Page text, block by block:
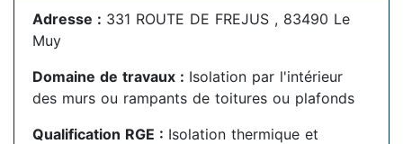
Adresse : 331 ROUTE DE FREJUS , 83490 Le
Muy
Domaine de travaux : Isolation par l'intérieur
des murs ou rampants de toitures ou plafonds
Qualification RGE : Isolation thermique et